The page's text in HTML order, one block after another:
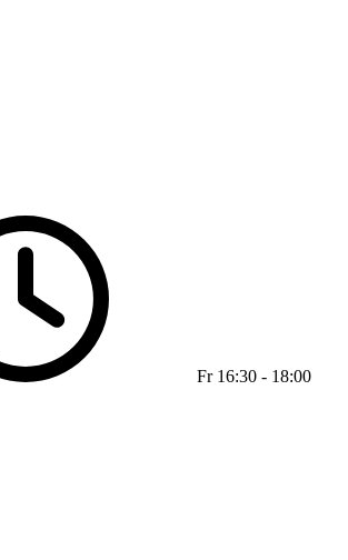
Fr 16:30 - 18:00